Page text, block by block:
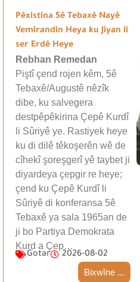
Pêxistina 5ê Tebaxê Nayê
Vemirandin Heya ku Jiyan li
ser Erdê Heye
Rebhan Remedan
Piştî çend rojen kêm, 5ê
Tebaxê/Augustê nêzîk
dibe, ku salvegera
destpêpêkirina Çepê Kurdî
li Sûriyê ye. Rastiyek heye
ku di dilê têkoşerên wê de
cîhekî şoreşgerî yê taybet ji
diyardeya çepgir re heye;
çend ku Çepê Kurdî li
Sûriyê di konferansa 5ê
Tebaxê ya sala 1965an de
ji bo Partiya Demokrata
Kurd a Çep…
Gotar 2026-08-02
Bixwîne ...